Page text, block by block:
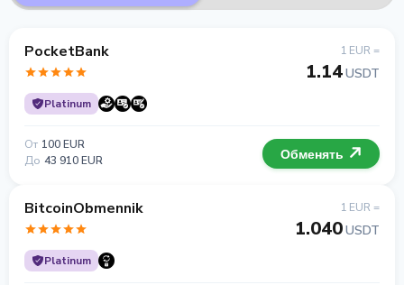
PocketBank
Platinum
1 EUR =
1.14USDT
От 100 EUR
До 43 910 EUR Обменять
BitcoinObmennik
Platinum
1 EUR =
1.040USDT